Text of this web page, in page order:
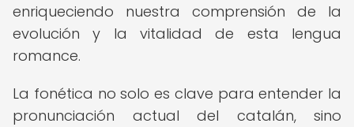
enriqueciendo nuestra comprensión de la
evolución y la vitalidad de esta lengua
romance.
La fonética no solo es clave para entender la
pronunciación actual del catalán, sino